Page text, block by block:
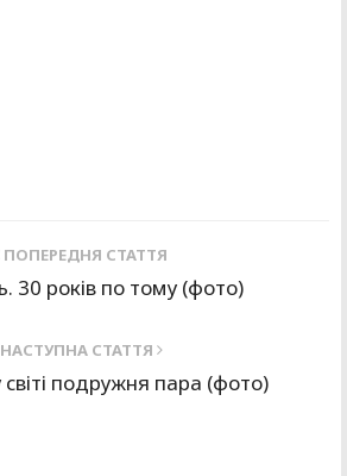
ПОПЕРЕДНЯ СТАТТЯ
30 років по тому (фото)
НАСТУПНА СТАТТЯ
подружня пара (фото)